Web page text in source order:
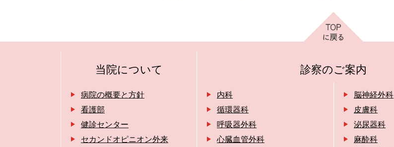
当院について
病院の概要と方針
看護部
健診センター
セカンドオピニオン外来
診察のご案内
内科
循環器科
呼吸器外科
心臓血管外科
脳神経外科
皮膚科
泌尿器科
麻酔科